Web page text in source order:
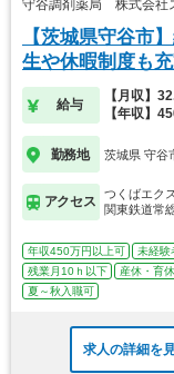
守谷調剤薬局 株式会社
【茨城県守谷市
生や休暇制度も
給与
【月収】
【年収】
勤務地 茨城県 守谷
アクセス
つくばエク
関東鉄道常
年収450万円以上可 未経験
残業月10ｈ以下
産休・育
夏～秋入職可
求人の詳細を